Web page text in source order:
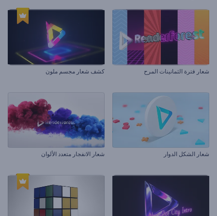
شعار فترة الثمانينات المرح كشف شعار مجسم ملون
شعار الشكل الدوار شعار الانفجار متعدد الألوان